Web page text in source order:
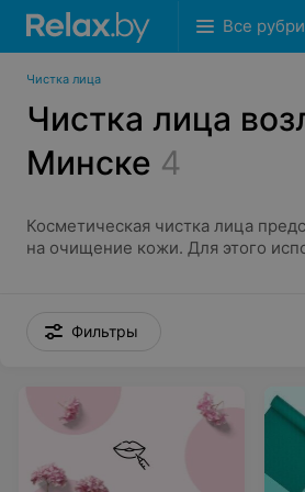
Все
Чистка лица
Чистка лица
Минске 4
Косметическая чистка лица
на очищение кожи. Для этого
Косметическая
Механическая;
Вакуумная;
Ультразвуковая;
Лазерная;
Фильтры